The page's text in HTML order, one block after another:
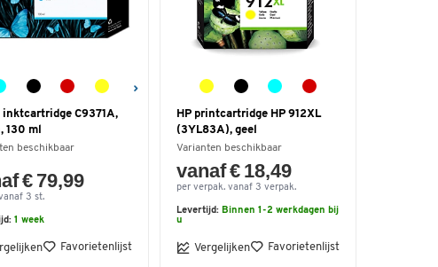
inktcartridge C9371A,
130 ml
beschikbaar
€ 79,99
3 st.
1 week
Favorietenlijst
HP printcartridge HP 912XL
(3YL83A), geel
Varianten beschikbaar
vanaf € 18,49
per verpak. vanaf 3 verpak.
Levertijd: Binnen 1-2 werkdagen bij
u
Vergelijken Favorietenlijst